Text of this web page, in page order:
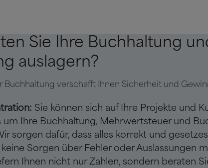
Sie Ihre Buchhaltung
auslagern?
Buchhaltung verschafft Ihnen Sicherheit und
Sie können sich auf Ihre Projekte und
um Ihre Buchhaltung, Mehrwertsteuer und
sorgen dafür, dass alles korrekt und
Sorgen über Fehler oder Auslassungen
Ihnen nicht nur Zahlen, sondern beraten